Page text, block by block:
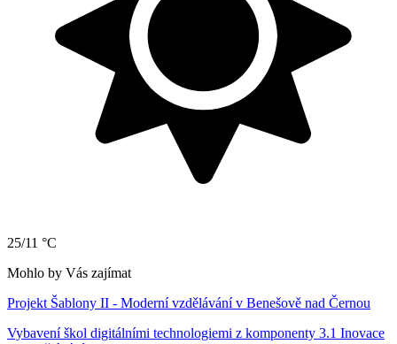
25/11 °C
Mohlo by Vás zajímat
Projekt Šablony II - Moderní vzdělávání v Benešově nad Černou
Vybavení škol digitálními technologiemi z komponenty 3.1 Inovace